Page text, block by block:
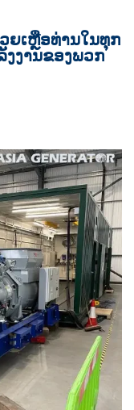
ຍເຫຼືອທ່ານໃນທຸກ
ງານຂອງພວກ